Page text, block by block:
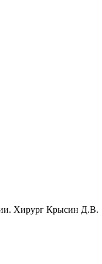
Хирург Крысин Д.В.